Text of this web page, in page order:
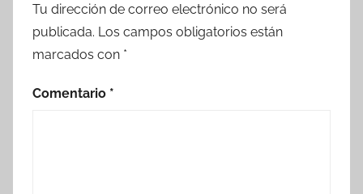
Tu dirección de correo electrónico no será
publicada. Los campos obligatorios están
marcados con *
Comentario *